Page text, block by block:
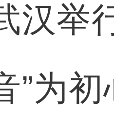
汉举
”为